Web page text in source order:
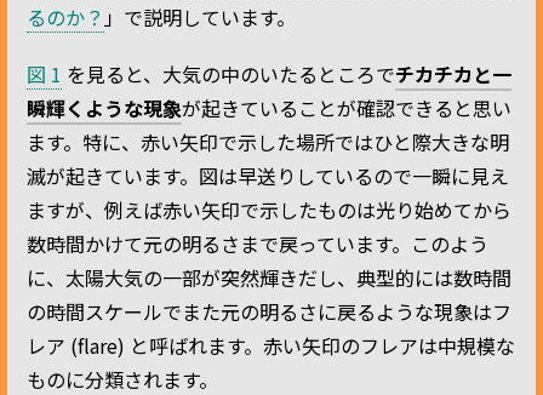
るのか？ 」で説明しています。
図 1 を見ると、大気の中のいたるところでチカチカと一
瞬輝くような現象が起きていることが確認できると思い
ます。特に、赤い矢印で示した場所ではひと際大きな明
滅が起きています。図は早送りしているので一瞬に見え
ますが、例えば赤い矢印で示したものは光り始めてから
数時間かけて元の明るさまで戻っています。このよう
に、太陽大気の一部が突然輝きだし、典型的には数時間
の時間スケールでまた元の明るさに戻るような現象はフ
レア (flare) と呼ばれます。赤い矢印のフレアは中規模な
ものに分類されます。